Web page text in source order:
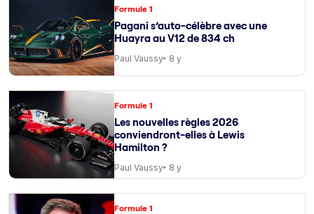
Formule 1
Pagani s’auto-célèbre avec une
Huayra au V12 de 834 ch
Paul Vaussy 8 y
Formule 1
Les nouvelles règles 2026
conviendront-elles à Lewis
Hamilton ?
Paul Vaussy 8 y
Formule 1